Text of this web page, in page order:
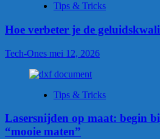
Tips & Tricks
Hoe verbeter je de
Tech-Ones mei 12, 2026
Tips & Tricks
Lasersnijden op maat: begin
“mooie maten”